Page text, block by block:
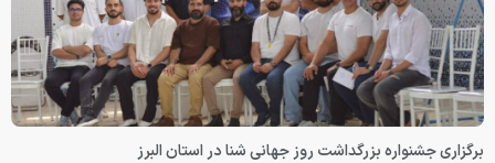
برگزاری جشنواره بزرگداشت روز جهانی شنا در استان البرز